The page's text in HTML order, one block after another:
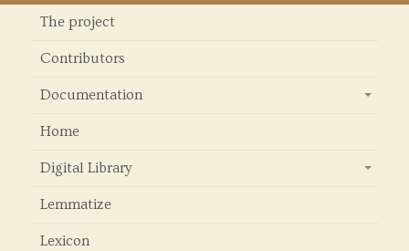
The project
Contributors
Documentation
Home
Digital Library
Lemmatize
Lexicon